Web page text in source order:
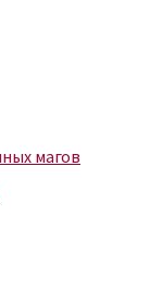
магов